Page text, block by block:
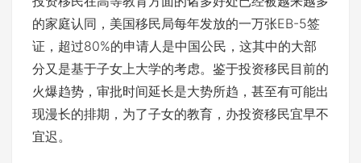
的家庭认同，美国移民局每年发放的一万张EB-5签
证，超过80%的申请人是中国公民，这其中的大部
分又是基于子女上大学的考虑。鉴于投资移民目前的
火爆趋势，审批时间延长是大势所趋，甚至有可能出
现漫长的排期，为了子女的教育，办投资移民宜早不
宜迟。